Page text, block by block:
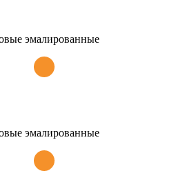
эмалированные
эмалированные